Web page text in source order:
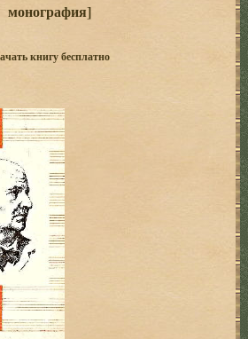
монография]
книгу бесплатно